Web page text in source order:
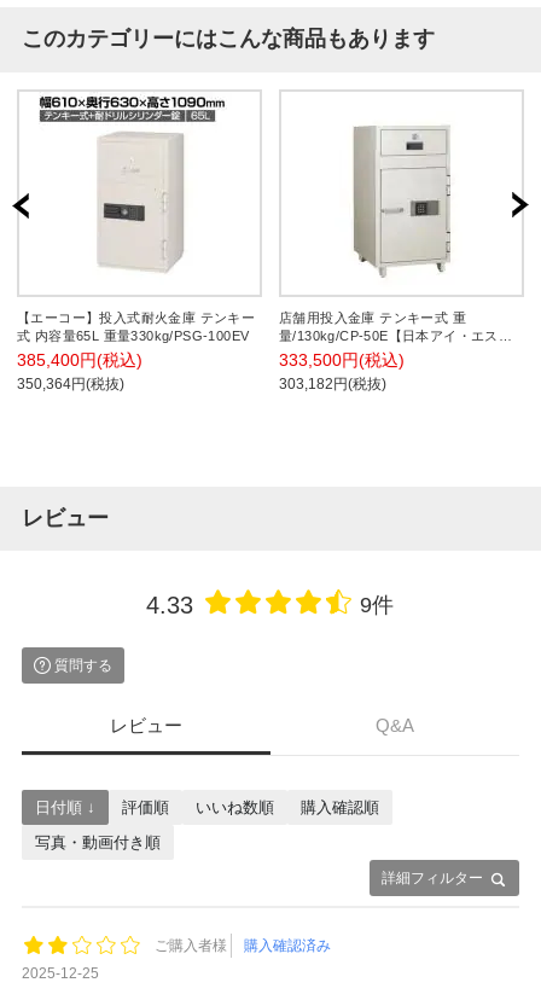
このカテゴリーにはこんな商品もあります
【エーコー】投入式耐火金庫 テンキー
式 内容量65L 重量330kg/PSG-100EV
385,400円(税込)
350,364円(税抜)
店舗用投入金庫 テンキー式 重
量/130kg/CP-50E【日本アイ・エス・
ケイ】
333,500円(税込)
303,182円(税抜)
レビュー
4.33 9件
質問する
レビュー Q&A
詳細フィルター
日付順 ↓ 評価順 いいね数順
購入確認順
写真・動画付き順
ご購入者様
購入確認済み
2025-12-25